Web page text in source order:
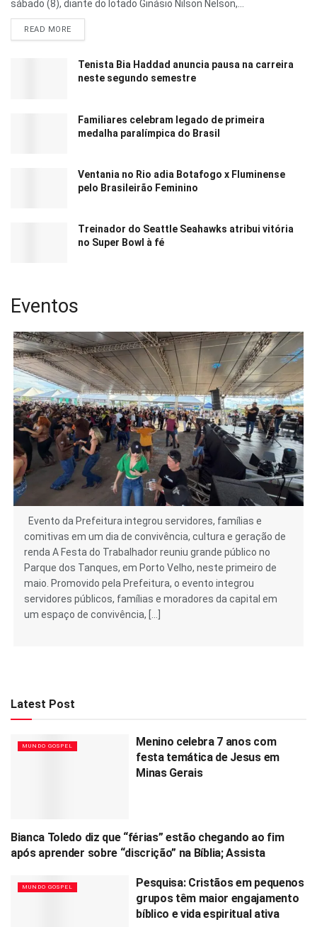
sábado (8), diante do lotado Ginásio Nilson Nelson,...
READ MORE
Tenista Bia Haddad anuncia pausa na carreira
neste segundo semestre
Familiares celebram legado de primeira
medalha paralímpica do Brasil
Ventania no Rio adia Botafogo x Fluminense
pelo Brasileirão Feminino
Treinador do Seattle Seahawks atribui vitória
no Super Bowl à fé
Eventos
Evento da Prefeitura integrou servidores, famílias e
comitivas em um dia de convivência, cultura e geração de
renda A Festa do Trabalhador reuniu grande público no
Parque dos Tanques, em Porto Velho, neste primeiro de
maio. Promovido pela Prefeitura, o evento integrou
servidores públicos, famílias e moradores da capital em
um espaço de convivência, […]
Latest Post
MUNDO GOSPEL
Menino celebra 7 anos com
festa temática de Jesus em
Minas Gerais
MUNDO GOSPEL
Bianca Toledo diz que “férias” estão chegando ao fim
após aprender sobre “discrição” na Bíblia; Assista
MUNDO GOSPEL
Pesquisa: Cristãos em pequenos
grupos têm maior engajamento
bíblico e vida espiritual ativa